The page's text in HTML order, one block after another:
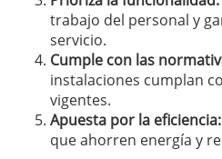
trabajo del personal y
servicio.
Cumple con las
instalaciones cumplan
vigentes.
Apuesta por la eficiencia:
que ahorren energía y